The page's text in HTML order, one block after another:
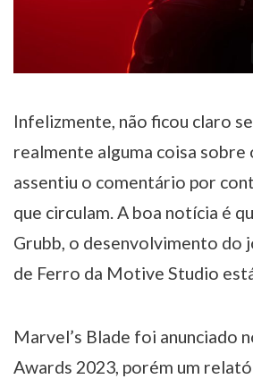
Infelizmente, não ficou claro
realmente alguma coisa sobre
assentiu o comentário por
que circulam. A boa notícia é
Grubb, o desenvolvimento do
de Ferro da Motive Studio
Marvel’s Blade foi anunciado
Awards 2023, porém um